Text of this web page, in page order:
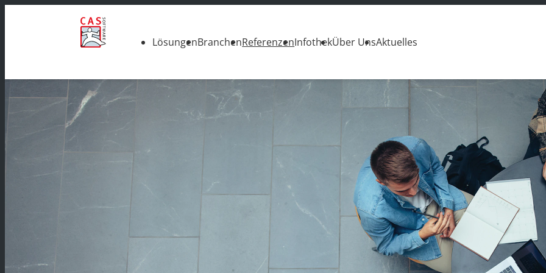
LösungenBranchenReferenzenInfothekÜber UnsAktuelles